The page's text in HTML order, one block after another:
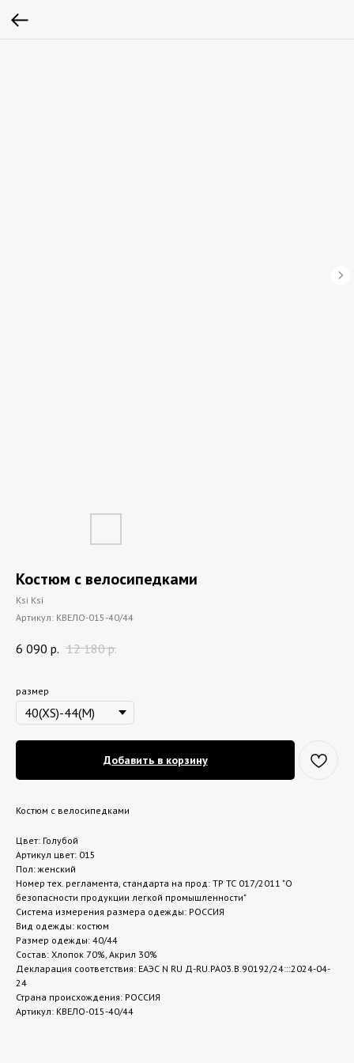
Костюм с велосипедками
Ksi Ksi
Артикул: КВЕЛО-015-40/44
6 090 р. 12 180 р.
размер
Добавить в корзину
Костюм с велосипедками
Цвет: Голубой
Артикул цвет: 015
Пол: женский
Номер тех. регламента, стандарта на прод: ТР ТС 017/2011 "О
безопасности продукции легкой промышленности"
Система измерения размера одежды: РОССИЯ
Вид одежды: костюм
Размер одежды: 40/44
Состав: Хлопок 70%, Акрил 30%
Декларация соответствия: ЕАЭС N RU Д-RU.РА03.В.90192/24:::2024-04-
24
Страна происхождения: РОССИЯ
Артикул: КВЕЛО-015-40/44